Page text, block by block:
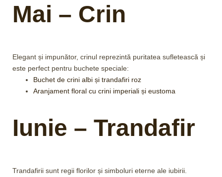
Mai – Crin
Elegant și impunător, crinul reprezintă puritatea sufletească și
este perfect pentru buchete speciale:
Buchet de crini albi și trandafiri roz
Aranjament floral cu crini imperiali și eustoma
Iunie – Trandafir
Trandafirii sunt regii florilor și simboluri eterne ale iubirii.